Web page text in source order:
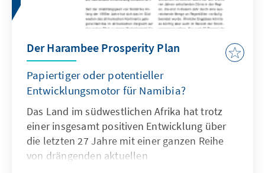
Der Harambee Prosperity Plan
Papiertiger oder potentieller
Entwicklungsmotor für Namibia?
Das Land im südwestlichen Afrika hat trotz
einer insgesamt positiven Entwicklung über
die letzten 27 Jahre mit einer ganzen Reihe
von drängenden aktuellen